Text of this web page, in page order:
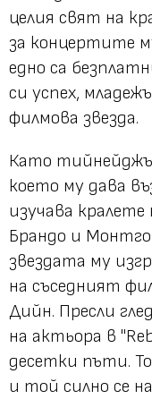
целия свят на
за концертите
едно са
си успех,
филмова звезда.
Като
което му дава
изучава
Брандо и
звездата му
на съседният
Дийн. Пресли
на актьора в
десетки пъти.
и той силно се